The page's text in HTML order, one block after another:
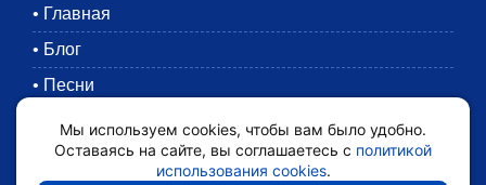
• Главная
• Блог
• Песни
Раскраски
Картинки
Мы используем cookies, чтобы вам было удобно.
Оставаясь на сайте, вы соглашаетесь с политикой
использования cookies.